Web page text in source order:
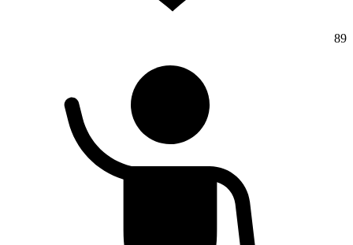
89